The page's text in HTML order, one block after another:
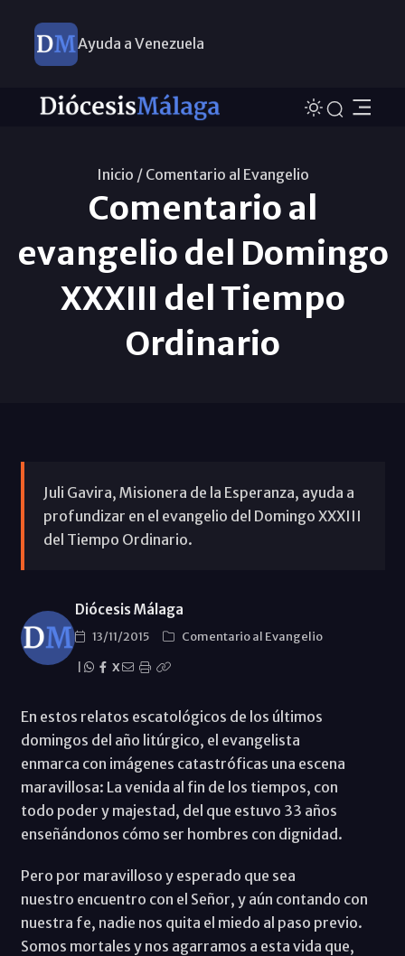
Ayuda a Venezuela
Inicio / Comentario al Evangelio
Comentario al
evangelio del Domingo
XXXIII del Tiempo
Ordinario
Juli Gavira, Misionera de la Esperanza, ayuda a
profundizar en el evangelio del Domingo XXXIII
del Tiempo Ordinario.
Diócesis Málaga
13/11/2015
Comentario al Evangelio
X
En estos relatos escatológicos de los últimos
domingos del año litúrgico, el evangelista
enmarca con imágenes catastróficas una escena
maravillosa: La venida al fin de los tiempos, con
todo poder y majestad, del que estuvo 33 años
enseñándonos cómo ser hombres con dignidad.
Pero por maravilloso y esperado que sea
nuestro encuentro con el Señor, y aún contando con
nuestra fe, nadie nos quita el miedo al paso previo.
Somos mortales y nos agarramos a esta vida que,